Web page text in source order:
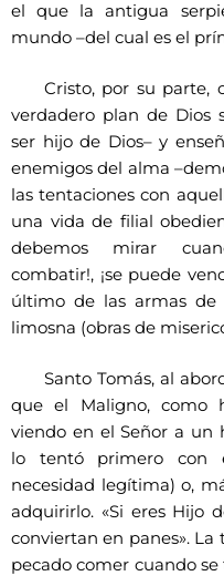
el que la antigua
mundo –del cual es el
Cristo, por su parte,
verdadero plan de Dios
ser hijo de Dios– y
enemigos del alma
las tentaciones con
una vida de filial
debemos mirar
combatir!, ¡se puede
último de las armas de
limosna (obras de
Santo Tomás, al
que el Maligno, como
viendo en el Señor a un
lo tentó primero con
necesidad legítima) o,
adquirirlo. «Si eres Hijo
conviertan en panes».
pecado comer cuando